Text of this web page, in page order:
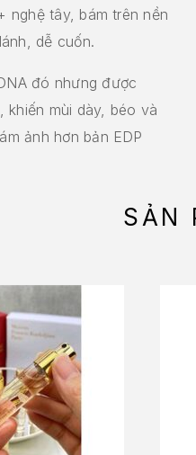
nghệ tây, bám trên nền
dễ cuốn.
đó nhưng được
khiến mùi dày, béo và
ảnh hơn bản EDP
SẢN